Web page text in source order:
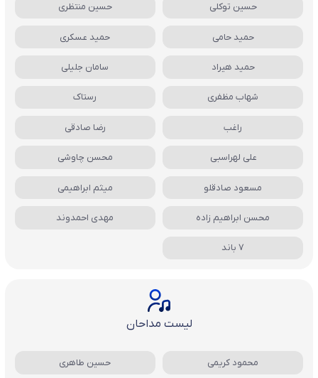
حسین توکلی حسین منتظری
حمید حامی حمید عسکری
حمید هیراد سامان جلیلی
شهاب مظفری رستاک
راغب رضا صادقی
علی لهراسبی محسن چاوشی
مسعود صادقلو میثم ابراهیمی
محسن ابراهیم زاده مهدی احمدوند
7 باند
لیست مداحان
محمود کریمی حسین طاهری